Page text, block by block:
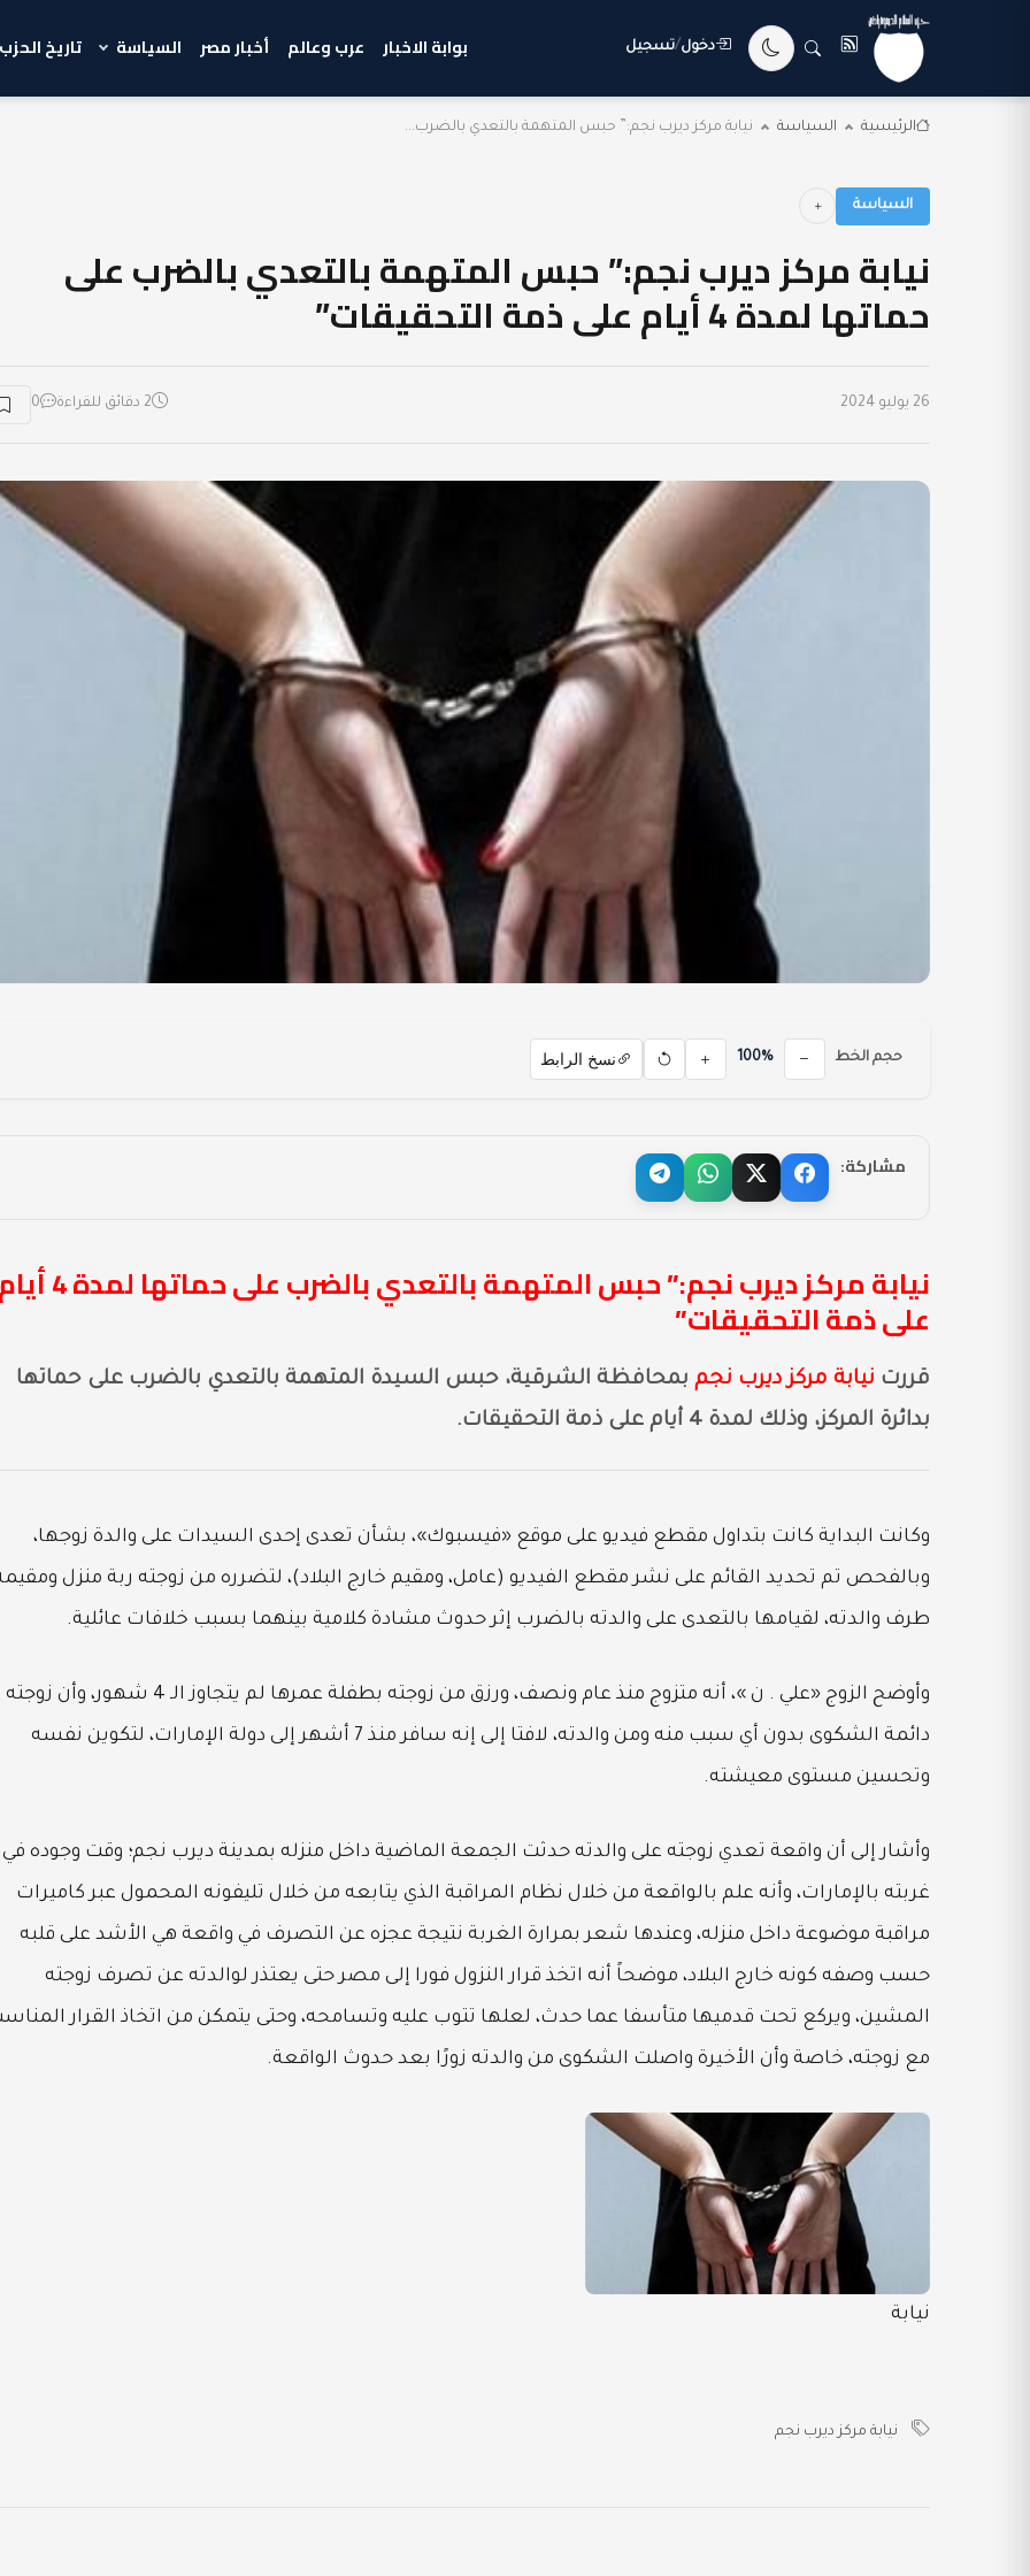
دخول/تسجيل بوابة الاخبار عرب وعالم أخبار مصر السياسة تاريخ الحزب
الرئيسية السياسة نيابة مركز ديرب نجم:” حبس المتهمة بالتعدي بالضرب...
السياسة
نيابة مركز ديرب نجم:” حبس المتهمة بالتعدي بالضرب على
حماتها لمدة 4 أيام على ذمة التحقيقات”
26 يوليو 2024 2 دقائق للقراءة 0
حجم الخط 100% نسخ الرابط
مشاركة:
نيابة مركز ديرب نجم:” حبس المتهمة بالتعدي بالضرب على
على ذمة التحقيقات”
قررت نيابة مركز ديرب نجم بمحافظة الشرقية، حبس السيدة المتهمة بالتعدي بالضرب على حماتها
بدائرة المركز، وذلك لمدة 4 أيام على ذمة التحقيقات.
وكانت البداية كانت بتداول مقطع فيديو على موقع «فيسبوك»، بشأن تعدى إحدى السيدات على والدة زوجها،
وبالفحص تم تحديد القائم على نشر مقطع الفيديو (عامل، ومقيم خارج البلاد)، لتضرره من زوجته ربة منزل
طرف والدته، لقيامها بالتعدى على والدته بالضرب إثر حدوث مشادة كلامية بينهما بسبب خلافات عائلية.
وأوضح الزوج «علي . ن »، أنه متزوج منذ عام ونصف، ورزق من زوجته بطفلة عمرها لم يتجاوز الـ 4 شهور، وأن زوجته
دائمة الشكوى بدون أي سبب منه ومن والدته، لافتا إلى إنه سافر منذ 7 أشهر إلى دولة الإمارات، لتكوين نفسه
وتحسين مستوى معيشته.
وأشار إلى أن واقعة تعدي زوجته على والدته حدثت الجمعة الماضية داخل منزله بمدينة ديرب نجم؛ وقت وجوده في
غربته بالإمارات، وأنه علم بالواقعة من خلال نظام المراقبة الذي يتابعه من خلال تليفونه المحمول عبر كاميرات
مراقبة موضوعة داخل منزله، وعندها شعر بمرارة الغربة نتيجة عجزه عن التصرف في واقعة هي الأشد على قلبه
حسب وصفه كونه خارج البلاد، موضحاً أنه اتخذ قرار النزول فورا إلى مصر حتى يعتذر لوالدته عن تصرف زوجته
المشين، ويركع تحت قدميها متأسفا عما حدث، لعلها تتوب عليه وتسامحه، وحتى يتمكن من اتخاذ القرار
مع زوجته، خاصة وأن الأخيرة واصلت الشكوى من والدته زورًا بعد حدوث الواقعة.
نيابة
نيابة مركز ديرب نجم